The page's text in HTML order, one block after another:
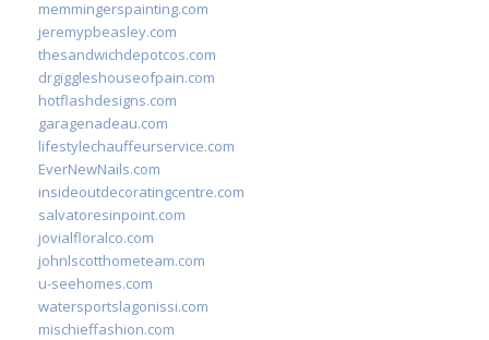
memmingerspainting.com
jeremypbeasley.com
thesandwichdepotcos.com
drgiggleshouseofpain.com
hotflashdesigns.com
garagenadeau.com
lifestylechauffeurservice.com
EverNewNails.com
insideoutdecoratingcentre.com
salvatoresinpoint.com
jovialfloralco.com
johnlscotthometeam.com
u-seehomes.com
watersportslagonissi.com
mischieffashion.com